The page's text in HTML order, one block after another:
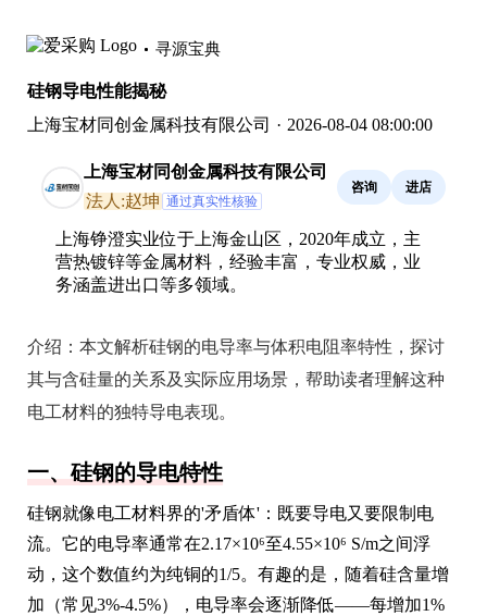
寻源宝典
硅钢导电性能揭秘
上海宝材同创金属科技有限公司 · 2026-08-04 08:00:00
上海宝材同创金属科技有限公司
法人:赵坤 通过真实性核验
咨询 进店
上海铮澄实业位于上海金山区，2020年成立，主
营热镀锌等金属材料，经验丰富，专业权威，业
务涵盖进出口等多领域。
介绍： 本文解析硅钢的电导率与体积电阻率特性，探讨
其与含硅量的关系及实际应用场景，帮助读者理解这种
电工材料的独特导电表现。
一、硅钢的导电特性
硅钢就像电工材料界的'矛盾体'：既要导电又要限制电
流。它的电导率通常在2.17×10⁶至4.55×10⁶ S/m之间浮
动，这个数值约为纯铜的1/5。有趣的是，随着硅含量增
加（常见3%-4.5%），电导率会逐渐降低——每增加1%